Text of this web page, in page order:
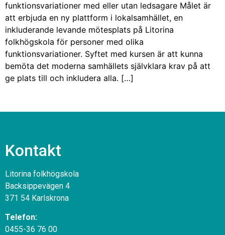
funktionsvariationer med eller utan ledsagare Målet är
att erbjuda en ny plattform i lokalsamhället, en
inkluderande levande mötesplats på Litorina
folkhögskola för personer med olika
funktionsvariationer. Syftet med kursen är att kunna
bemöta det moderna samhällets självklara krav på att
ge plats till och inkludera alla. […]
Kontakt
Litorina folkhögskola
Backsippevägen 4
371 54 Karlskrona
Telefon:
0455-36 76 00